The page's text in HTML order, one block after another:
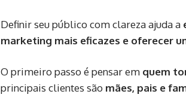
Definir seu público com clareza ajuda a
marketing mais eficazes e oferecer
O primeiro passo é pensar em quem
principais clientes são mães, pais e